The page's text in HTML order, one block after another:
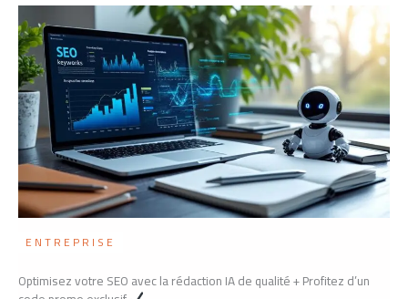
ENTREPRISE
Optimisez votre SEO avec la rédaction IA de qualité + Profitez d’un